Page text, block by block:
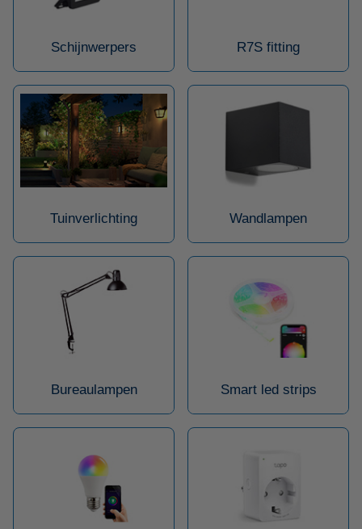
Schijnwerpers R7S fitting
Tuinverlichting Wandlampen
Bureaulampen Smart led strips